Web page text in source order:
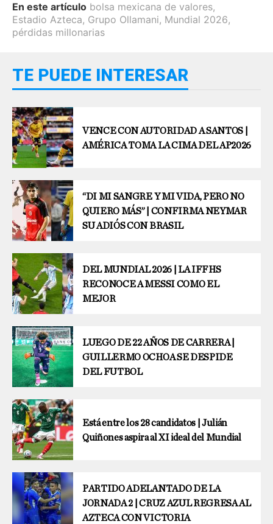
En este artículo bolsa mexicana de valores,
Estadio Azteca, Grupo Ollamani, Mundial 2026,
pérdidas millonarias
TE PUEDE INTERESAR
VENCE CON AUTORIDAD A SANTOS |
AMÉRICA TOMA LA CIMA DEL AP2026
“DI MI SANGRE Y MI VIDA, PERO NO
QUIERO MÁS” | CONFIRMA NEYMAR
SU ADIÓS CON BRASIL
DEL MUNDIAL 2026 | LA IFFHS
RECONOCE A MESSI COMO EL
MEJOR
LUEGO DE 22 AÑOS DE CARRERA |
GUILLERMO OCHOA SE DESPIDE
DEL FUTBOL
Está entre los 28 candidatos | Julián
Quiñones aspira al XI ideal del Mundial
PARTIDO ADELANTADO DE LA
JORNADA 2 | CRUZ AZUL REGRESA AL
AZTECA CON VICTORIA